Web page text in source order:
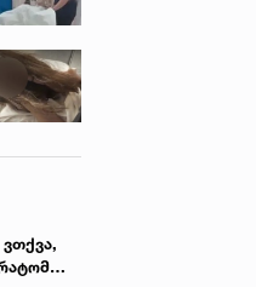
ხაინდრავა: 200 000